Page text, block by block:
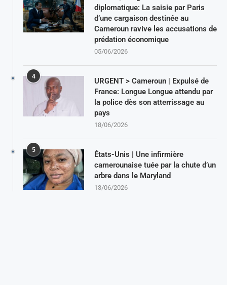
diplomatique: La saisie par Paris
d’une cargaison destinée au
Cameroun ravive les accusations de
prédation économique
05/06/2026
4
URGENT > Cameroun | Expulsé de
France: Longue Longue attendu par
la police dès son atterrissage au
pays
18/06/2026
5
États-Unis | Une infirmière
camerounaise tuée par la chute d’un
arbre dans le Maryland
13/06/2026